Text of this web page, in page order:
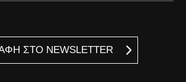
ΣΤΟ NEWSLETTER